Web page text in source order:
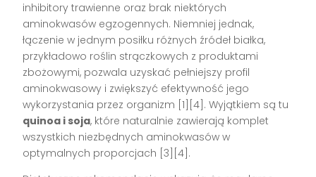
inhibitory trawienne oraz brak niektórych
aminokwasów egzogennych. Niemniej jednak,
łączenie w jednym posiłku różnych źródeł białka,
przykładowo roślin strączkowych z produktami
zbożowymi, pozwala uzyskać pełniejszy profil
aminokwasowy i zwiększyć efektywność jego
wykorzystania przez organizm [1][4] . Wyjątkiem są tu
quinoa i soja, które naturalnie zawierają komplet
wszystkich niezbędnych aminokwasów w
optymalnych proporcjach [3][4] .